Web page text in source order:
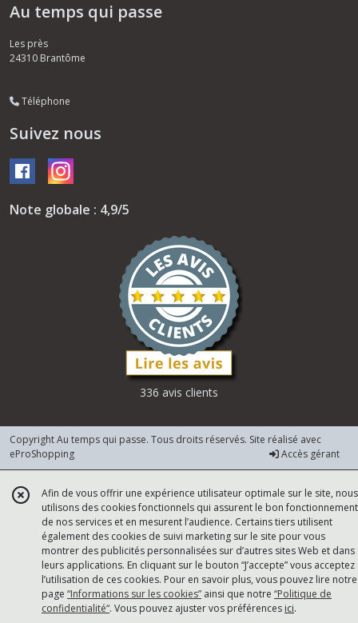
Au temps qui passe
Les près
24310 Brantôme
Téléphone
Suivez nous
Note globale : 4,9/5
336 avis clients
Copyright Au temps qui passe. Tous droits réservés. Site réalisé avec
eProShopping
Accès gérant
Afin de vous offrir une expérience utilisateur optimale sur le site, nous
utilisons des cookies fonctionnels qui assurent le bon fonctionnement
de nos services et en mesurent l’audience. Certains tiers utilisent
également des cookies de suivi marketing sur le site pour vous
montrer des publicités personnalisées sur d’autres sites Web et dans
leurs applications. En cliquant sur le bouton “J’accepte” vous acceptez
l’utilisation de ces cookies. Pour en savoir plus, vous pouvez lire notre
page “Informations sur les cookies” ainsi que notre “Politique de
confidentialité“. Vous pouvez ajuster vos préférences ici.